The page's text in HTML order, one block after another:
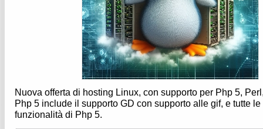
Nuova offerta di hosting Linux, con supporto per Php 5,
Php 5 include il supporto GD con supporto alle gif, e tutte
funzionalità di Php 5.